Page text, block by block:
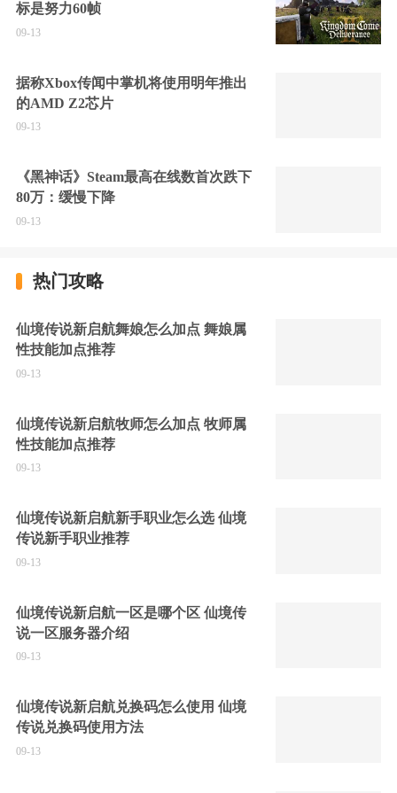
标是努力60帧
09-13
据称Xbox传闻中掌机将使用明年推出
的AMD Z2芯片
09-13
《黑神话》Steam最高在线数首次跌下
80万：缓慢下降
09-13
热门攻略
仙境传说新启航舞娘怎么加点 舞娘属
性技能加点推荐
09-13
仙境传说新启航牧师怎么加点 牧师属
性技能加点推荐
09-13
仙境传说新启航新手职业怎么选 仙境
传说新手职业推荐
09-13
仙境传说新启航一区是哪个区 仙境传
说一区服务器介绍
09-13
仙境传说新启航兑换码怎么使用 仙境
传说兑换码使用方法
09-13